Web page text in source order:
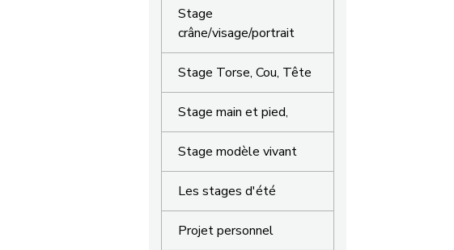
Stage
crâne/visage/portrait
Stage Torse, Cou, Tête
Stage main et pied,
Stage modèle vivant
Les stages d'été
Projet personnel